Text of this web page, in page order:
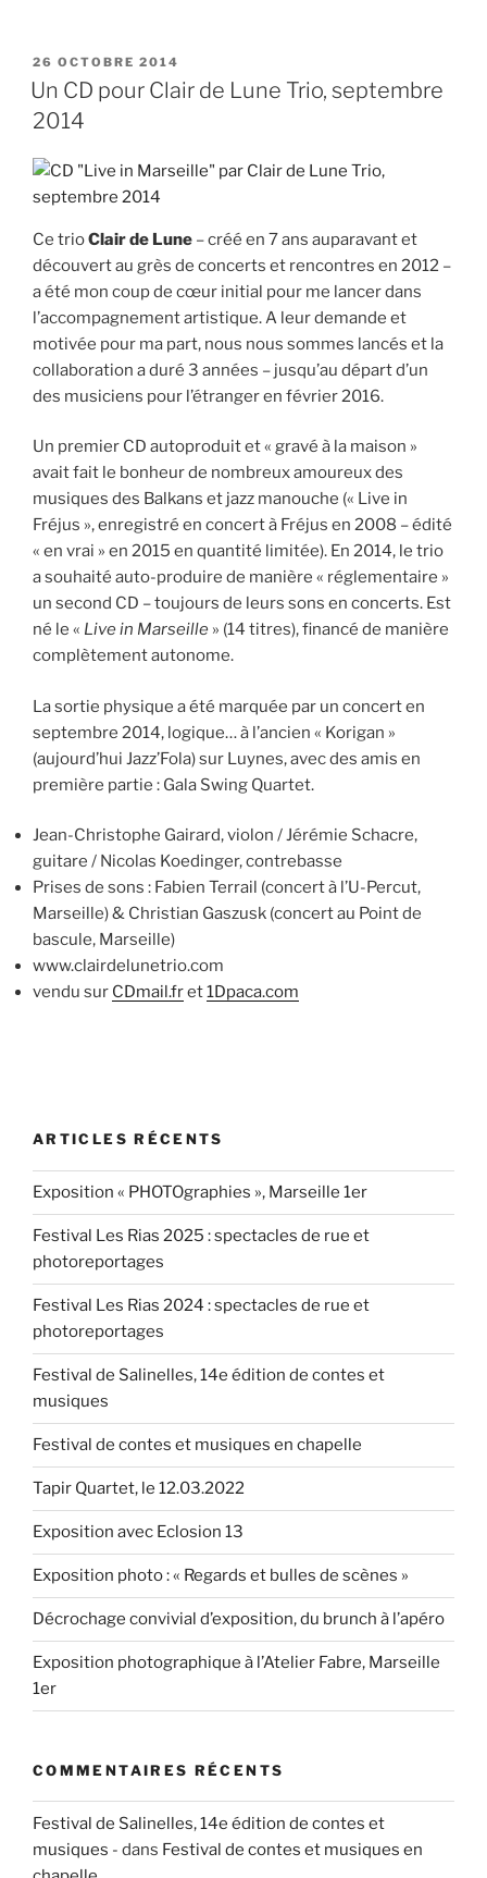
Trio,
pendant
PUBLIÉ
LE
26 OCTOBRE 2014
Un CD pour Clair de Lune Trio, septembre
2014
Ce trioClair de Lune – créé en 7 ans auparavant et
découvert au grès de concerts et rencontres en 2012 –
a été mon coup de cœur initial pour me lancer dans
l’accompagnement artistique. A leur demande et
motivée pour ma part, nous nous sommes lancés et la
collaboration a duré 3 années – jusqu’au départ d’un
des musiciens pour l’étranger en février 2016.
Un premier CD autoproduit et « gravé à la maison »
avait fait le bonheur de nombreux amoureux des
musiques des Balkans et jazz manouche (« Live in
Fréjus », enregistré en concert à Fréjus en 2008 – édité
« en vrai » en 2015 en quantité limitée). En 2014, le trio
a souhaité auto-produire de manière « réglementaire »
un second CD – toujours de leurs sons en concerts. Est
né le « Live in Marseille » (14 titres), financé de manière
complètement autonome.
La sortie physique a été marquée par un concert en
septembre 2014, logique… à l’ancien « Korigan »
(aujourd’hui Jazz’Fola) sur Luynes, avec des amis en
première partie : Gala Swing Quartet.
Jean-Christophe Gairard, violon / Jérémie Schacre,
guitare / Nicolas Koedinger, contrebasse
Prises de sons : Fabien Terrail (concert à l’U-Percut,
Marseille) & Christian Gaszusk (concert au Point de
bascule, Marseille)
www.clairdelunetrio.com
vendu sur CDmail.fret1Dpaca.com
ARTICLES RÉCENTS
Exposition « PHOTOgraphies », Marseille 1er
Festival Les Rias 2025 : spectacles de rue et
photoreportages
Festival Les Rias 2024 : spectacles de rue et
photoreportages
Festival de Salinelles, 14e édition de contes et
musiques
Festival de contes et musiques en chapelle
Tapir Quartet, le 12.03.2022
Exposition avec Eclosion 13
Exposition photo : « Regards et bulles de scènes »
Décrochage convivial d’exposition, du brunch à l’apéro
Exposition photographique à l’Atelier Fabre, Marseille
1er
COMMENTAIRES RÉCENTS
Festival de Salinelles, 14e édition de contes et
musiques - dans Festival de contes et musiques en